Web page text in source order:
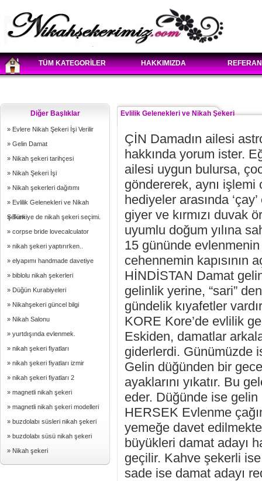
TÜM KATEGORİLER HAKKIMIZDA
Diğer Başlıklar
» Evlere Nikah Şekeri İşi Verilir
» Gelin Damat
» Nikah şekeri tarihçesi
» Nikah Şekeri İşi
» Nikah şekerleri dağıtımı
» Evlilik Gelenekleri ve Nikah
Şekeri
» Türkiye de nikah şekeri seçimi.
» corpse bride lovecalculator
» nikah şekeri yaptırırken..
» elyapımı handmade davetiye
» biblolu nikah şekerleri
» Düğün Kurabiyeleri
» Nikahşekeri güncel bilgi
» Nikah Salonu
» yurtdışında evlenmek.
» nikah şekeri fiyatları
» nikah şekeri fiyatları izmir
» nikah şekeri fiyatları 2
» magnetli nikah şekeri
» magnetli nikah şekeri modelleri
» buzdolabı süsleri nikah şekeri
» buzdolabı süsü nikah şekeri
» Nikah şekeri
Evlilik Gelenekleri ve Nikah Şekeri
ÇİN Damadın ailesi
hakkında yorum ister.
ailesi uygun bulursa,
göndererek, aynı işlemi
hediyeler arasında
giyer ve kırmızı duvak
uyumlu doğum yılına
15 gününde
cehennemin kapısının
HİNDİSTAN Damat
gelinlik yerine, “sari”
gündelik kıyafetler
KORE Kore’de evlilik
Eskiden, damatlar
giderlerdi. Günümüzde
Gelin düğünden bir
ayaklarını yıkatır. Bu
eder. Düğünde ise
HERSEK Evlenme
yemeğe davet
büyükleri damat adayı
geçilir. Kahve şekerli
sade ise damat adayı